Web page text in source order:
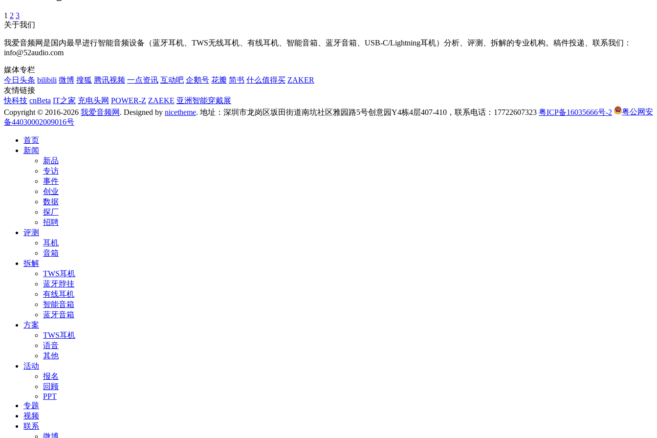
1 2 3
关于我们
我爱音频网是国内最早进行智能音频设备（蓝牙耳机、TWS无线耳机、有线耳机、智能音箱、蓝牙音箱、USB-C/Lightning耳机）分析、评测、拆解的专业机构。稿件投递、联系我们：
info@52audio.com
媒体专栏
今日头条 bilibili 微博 搜狐 腾讯视频 一点资讯 互动吧 企鹅号 花瓣 简书 什么值得买 ZAKER
友情链接
快科技 cnBeta IT之家 充电头网 POWER-Z ZAEKE 亚洲智能穿戴展
Copyright © 2016-2026 我爱音频网 . Designed by nicetheme. 地址：深圳市龙岗区坂田街道南坑社区雅园路5号创意园Y4栋4层407-410，联系电话：17722607323 粤ICP备16035666号-2
粤公网安
备44030002009016号
首页
新闻
新品
专访
事件
创业
数据
探厂
招聘
评测
耳机
音箱
拆解
TWS耳机
蓝牙脖挂
有线耳机
智能音箱
蓝牙音箱
方案
TWS耳机
语音
其他
活动
报名
回顾
PPT
专题
视频
联系